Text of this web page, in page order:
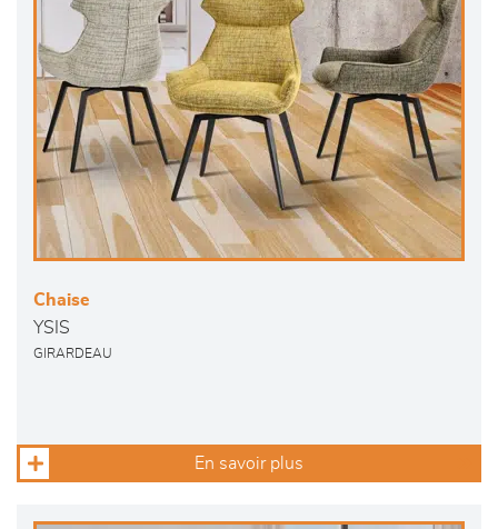
Chaise
YSIS
GIRARDEAU
En savoir plus